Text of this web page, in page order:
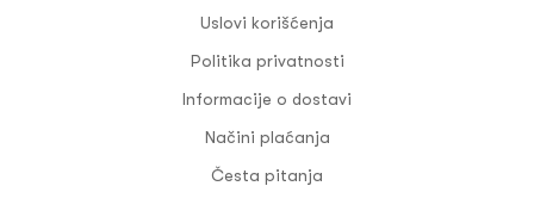
Uslovi korišćenja
Politika privatnosti
Informacije o dostavi
Načini plaćanja
Česta pitanja